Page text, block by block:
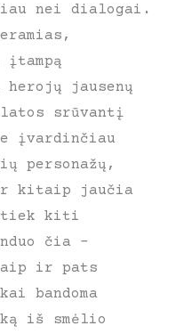
nei dialogai.
jausenų
srūvantį
įvardinčiau
personažų,
kitaip jaučia
tiek kiti
čia –
ir pats
bandoma
iš smėlio